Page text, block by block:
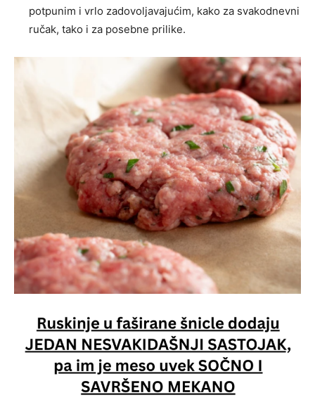
potpunim i vrlo zadovoljavajućim, kako za svakodnevni
ručak, tako i za posebne prilike.